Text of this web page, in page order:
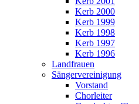
Kerb 2000
Kerb 1999
Kerb 1998
Kerb 1997
Kerb 1996
Landfrauen
Sängervereinigung
Vorstand
Chorleiter